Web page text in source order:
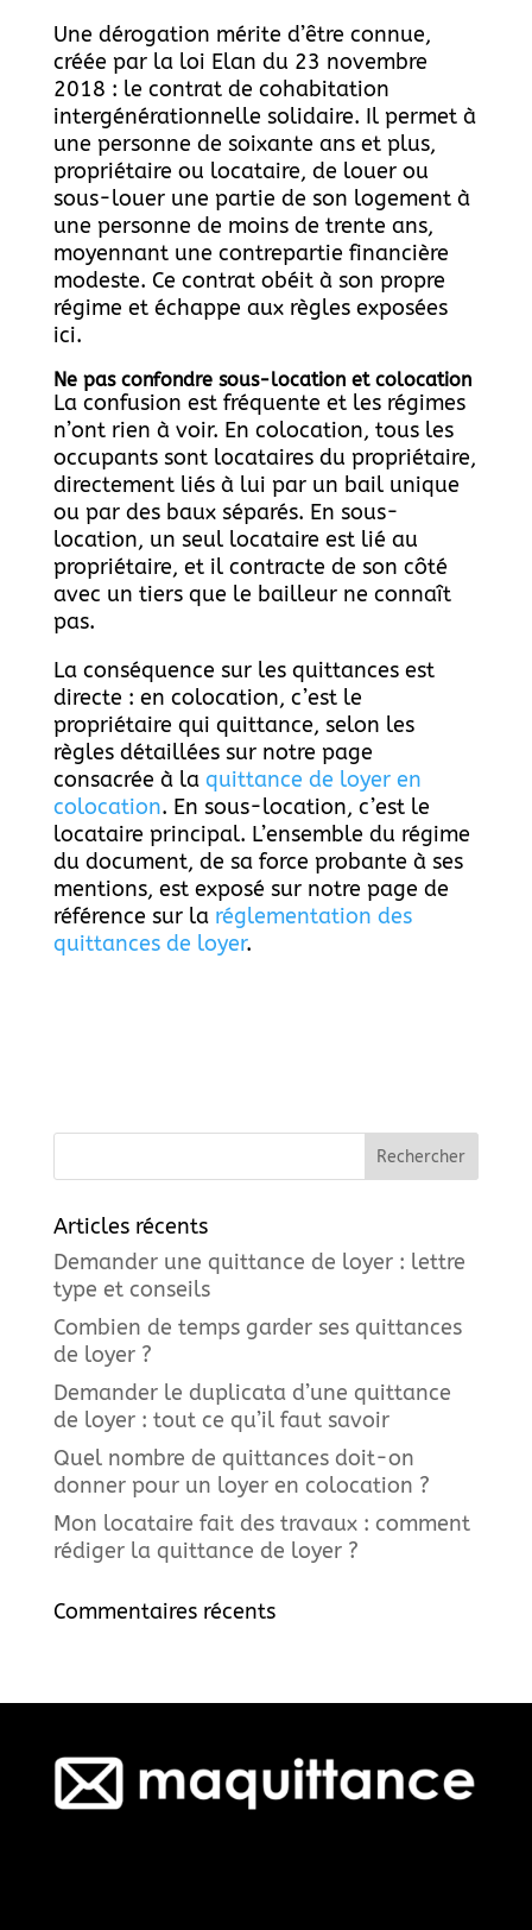
Une dérogation mérite d’être connue,
créée par la loi Elan du 23 novembre
2018 : le contrat de cohabitation
intergénérationnelle solidaire. Il permet à
une personne de soixante ans et plus,
propriétaire ou locataire, de louer ou
sous-louer une partie de son logement à
une personne de moins de trente ans,
moyennant une contrepartie financière
modeste. Ce contrat obéit à son propre
régime et échappe aux règles exposées
ici.
Ne pas confondre sous-location et colocation
La confusion est fréquente et les régimes
n’ont rien à voir. En colocation, tous les
occupants sont locataires du propriétaire,
directement liés à lui par un bail unique
ou par des baux séparés. En sous-
location, un seul locataire est lié au
propriétaire, et il contracte de son côté
avec un tiers que le bailleur ne connaît
pas.
La conséquence sur les quittances est
directe : en colocation, c’est le
propriétaire qui quittance, selon les
règles détaillées sur notre page
consacrée à la quittance de loyer en
colocation. En sous-location, c’est le
locataire principal. L’ensemble du régime
du document, de sa force probante à ses
mentions, est exposé sur notre page de
référence sur la réglementation des
quittances de loyer.
Articles récents
Demander une quittance de loyer : lettre
type et conseils
Combien de temps garder ses quittances
de loyer ?
Demander le duplicata d’une quittance
de loyer : tout ce qu’il faut savoir
Quel nombre de quittances doit-on
donner pour un loyer en colocation ?
Mon locataire fait des travaux : comment
rédiger la quittance de loyer ?
Commentaires récents